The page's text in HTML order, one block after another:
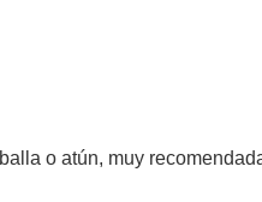
o atún, muy